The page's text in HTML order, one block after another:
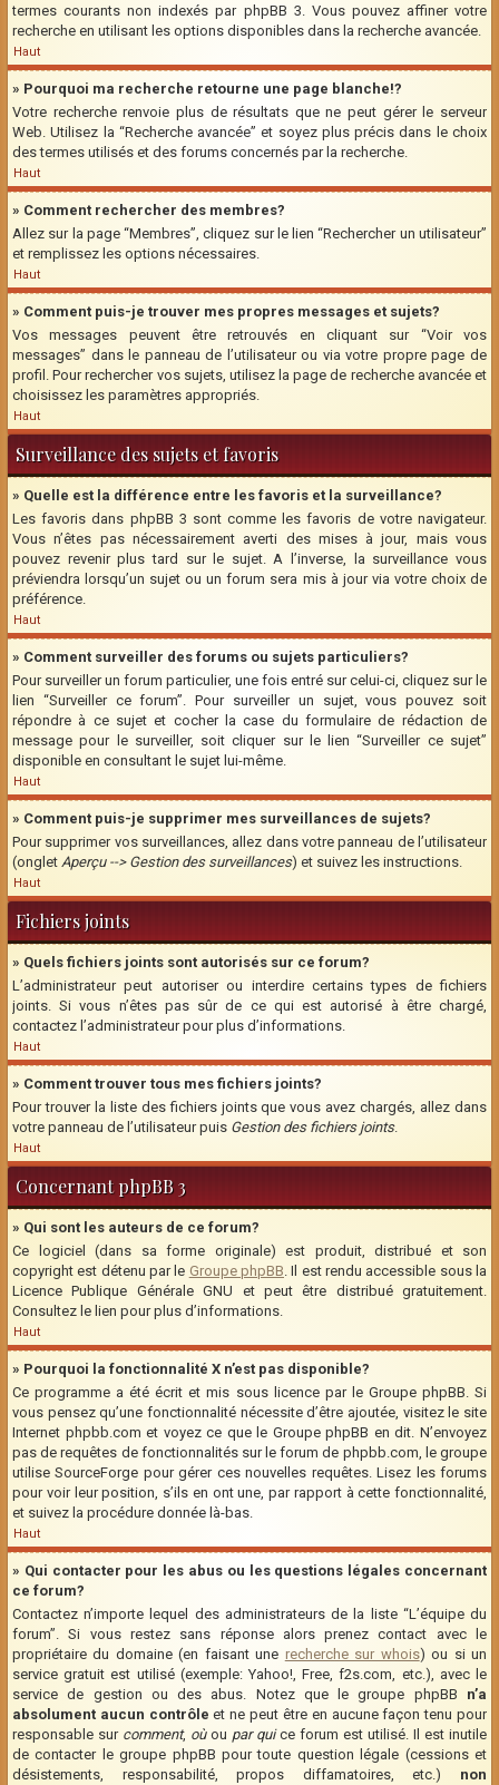
termes courants non indexés par phpBB 3. Vous pouvez affiner votre
recherche en utilisant les options disponibles dans la recherche avancée.
Haut
» Pourquoi ma recherche retourne une page blanche!?
Votre recherche renvoie plus de résultats que ne peut gérer le serveur
Web. Utilisez la “Recherche avancée” et soyez plus précis dans le choix
des termes utilisés et des forums concernés par la recherche.
Haut
» Comment rechercher des membres?
Allez sur la page “Membres”, cliquez sur le lien “Rechercher un utilisateur”
et remplissez les options nécessaires.
Haut
» Comment puis-je trouver mes propres messages et sujets?
Vos messages peuvent être retrouvés en cliquant sur “Voir vos
messages” dans le panneau de l’utilisateur ou via votre propre page de
profil. Pour rechercher vos sujets, utilisez la page de recherche avancée et
choisissez les paramètres appropriés.
Haut
Surveillance des sujets et favoris
» Quelle est la différence entre les favoris et la surveillance?
Les favoris dans phpBB 3 sont comme les favoris de votre navigateur.
Vous n’êtes pas nécessairement averti des mises à jour, mais vous
pouvez revenir plus tard sur le sujet. A l’inverse, la surveillance vous
préviendra lorsqu’un sujet ou un forum sera mis à jour via votre choix de
préférence.
Haut
» Comment surveiller des forums ou sujets particuliers?
Pour surveiller un forum particulier, une fois entré sur celui-ci, cliquez sur le
lien “Surveiller ce forum”. Pour surveiller un sujet, vous pouvez soit
répondre à ce sujet et cocher la case du formulaire de rédaction de
message pour le surveiller, soit cliquer sur le lien “Surveiller ce sujet”
disponible en consultant le sujet lui-même.
Haut
» Comment puis-je supprimer mes surveillances de sujets?
Pour supprimer vos surveillances, allez dans votre panneau de l’utilisateur
(onglet Aperçu --> Gestion des surveillances) et suivez les instructions.
Haut
Fichiers joints
» Quels fichiers joints sont autorisés sur ce forum?
L’administrateur peut autoriser ou interdire certains types de fichiers
joints. Si vous n’êtes pas sûr de ce qui est autorisé à être chargé,
contactez l’administrateur pour plus d’informations.
Haut
» Comment trouver tous mes fichiers joints?
Pour trouver la liste des fichiers joints que vous avez chargés, allez dans
votre panneau de l’utilisateur puis Gestion des fichiers joints.
Haut
Concernant phpBB 3
» Qui sont les auteurs de ce forum?
Ce logiciel (dans sa forme originale) est produit, distribué et son
copyright est détenu par le Groupe phpBB. Il est rendu accessible sous la
Licence Publique Générale GNU et peut être distribué gratuitement.
Consultez le lien pour plus d’informations.
Haut
» Pourquoi la fonctionnalité X n’est pas disponible?
Ce programme a été écrit et mis sous licence par le Groupe phpBB. Si
vous pensez qu’une fonctionnalité nécessite d’être ajoutée, visitez le site
Internet phpbb.com et voyez ce que le Groupe phpBB en dit. N’envoyez
pas de requêtes de fonctionnalités sur le forum de phpbb.com, le groupe
utilise SourceForge pour gérer ces nouvelles requêtes. Lisez les forums
pour voir leur position, s’ils en ont une, par rapport à cette fonctionnalité,
et suivez la procédure donnée là-bas.
Haut
» Qui contacter pour les abus ou les questions légales concernant
ce forum?
Contactez n’importe lequel des administrateurs de la liste “L’équipe du
forum”. Si vous restez sans réponse alors prenez contact avec le
propriétaire du domaine (en faisant une recherche sur whois) ou si un
service gratuit est utilisé (exemple: Yahoo!, Free, f2s.com, etc.), avec le
service de gestion ou des abus. Notez que le groupe phpBB n’a
absolument aucun contrôle et ne peut être en aucune façon tenu pour
responsable sur comment, oùou par quice forum est utilisé. Il est inutile
de contacter le groupe phpBB pour toute question légale (cessions et
désistements, responsabilité, propos diffamatoires, etc.) non